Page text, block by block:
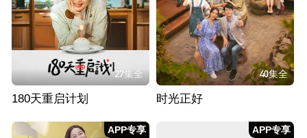
27集全
180天重启计划
40集全
时光正好
APP专享 APP专享